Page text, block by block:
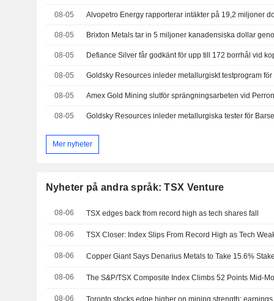
08-05
08-05 Brixton Metals tar in 5 miljoner kanadensiska dollar
08-05
08-05 Goldsky Resources inleder metallurgiskt testprogram
08-05
08-05 Goldsky Resources inleder metallurgiska tester för
Mer nyheter
Nyheter på andra språk: TSX Venture
08-06 TSX edges back from record high as tech shares fall
08-06
08-06
08-06 The S&P/TSX Composite Index Climbs 52 Points Mid-
08-06 Toronto stocks edge higher on mining strength;